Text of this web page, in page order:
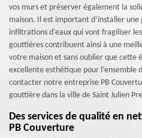
vos murs et préserver également la
maison. Il est important d’installer une
infiltrations d'eaux qui vont fragiliser
gouttières contribuent ainsi à une
votre maison et sans oublier que
excellente esthétique pour l’ensemble
contacter notre entreprise PB
gouttière dans la ville de Saint Julien
Des services de qualité en
PB Couverture